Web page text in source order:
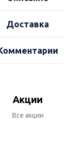
Доставка
Акции
Все акции